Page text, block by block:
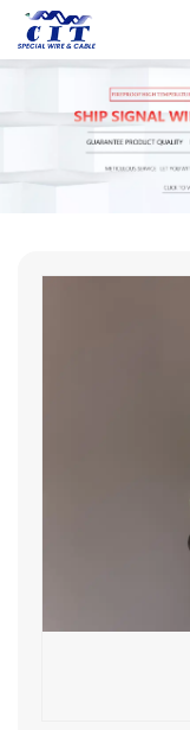
SPECIAL CABLE Co., Ltd.